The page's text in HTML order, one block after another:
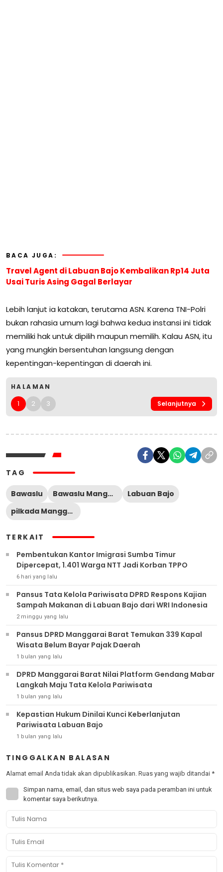
BACA JUGA:
Travel Agent di Labuan Bajo Kembalikan Rp14 Juta
Usai Turis Asing Gagal Berlayar
Lebih lanjut ia katakan, terutama ASN. Karena TNI-Polri
bukan rahasia umum lagi bahwa kedua instansi ini tidak
memiliki hak untuk dipilih maupun memilih. Kalau ASN, itu
yang mungkin bersentuhan langsung dengan
kepentingan-kepentingan di daerah ini.
HALAMAN
1 2 3 Selanjutnya
TAG
Bawaslu Bawaslu Manggarai Barat
Labuan Bajo
pilkada Manggarai Barat
TERKAIT
Pembentukan Kantor Imigrasi Sumba Timur
Dipercepat, 1.401 Warga NTT Jadi Korban TPPO
6 hari yang lalu
Pansus Tata Kelola Pariwisata DPRD Respons Kajian
Sampah Makanan di Labuan Bajo dari WRI Indonesia
2 minggu yang lalu
Pansus DPRD Manggarai Barat Temukan 339 Kapal
Wisata Belum Bayar Pajak Daerah
1 bulan yang lalu
DPRD Manggarai Barat Nilai Platform Gendang Mabar
Langkah Maju Tata Kelola Pariwisata
1 bulan yang lalu
Kepastian Hukum Dinilai Kunci Keberlanjutan
Pariwisata Labuan Bajo
1 bulan yang lalu
TINGGALKAN BALASAN
Alamat email Anda tidak akan dipublikasikan. Ruas yang wajib ditandai *
Simpan nama, email, dan situs web saya pada peramban ini untuk
komentar saya berikutnya.